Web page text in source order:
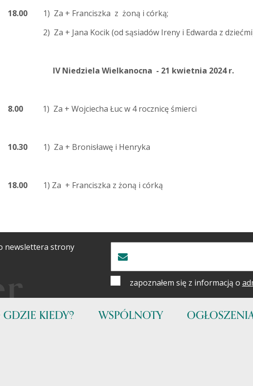
18.00
1) Za + Franciszka z żoną i córką;
2) Za + Jana Kocik (od sąsiadów Ireny i Edwarda z
IV Niedziela Wielkanocna - 21 kwietnia 2024 r.
8.001) Za + Wojciecha Łuc w 4 rocznicę śmierci
10.301) Za + Bronisławę i Henryka
18.001) Za + Franciszka z żoną i córką
newslettera strony
zapoznałem się z informacją o
KIEDY? WSPÓLNOTY